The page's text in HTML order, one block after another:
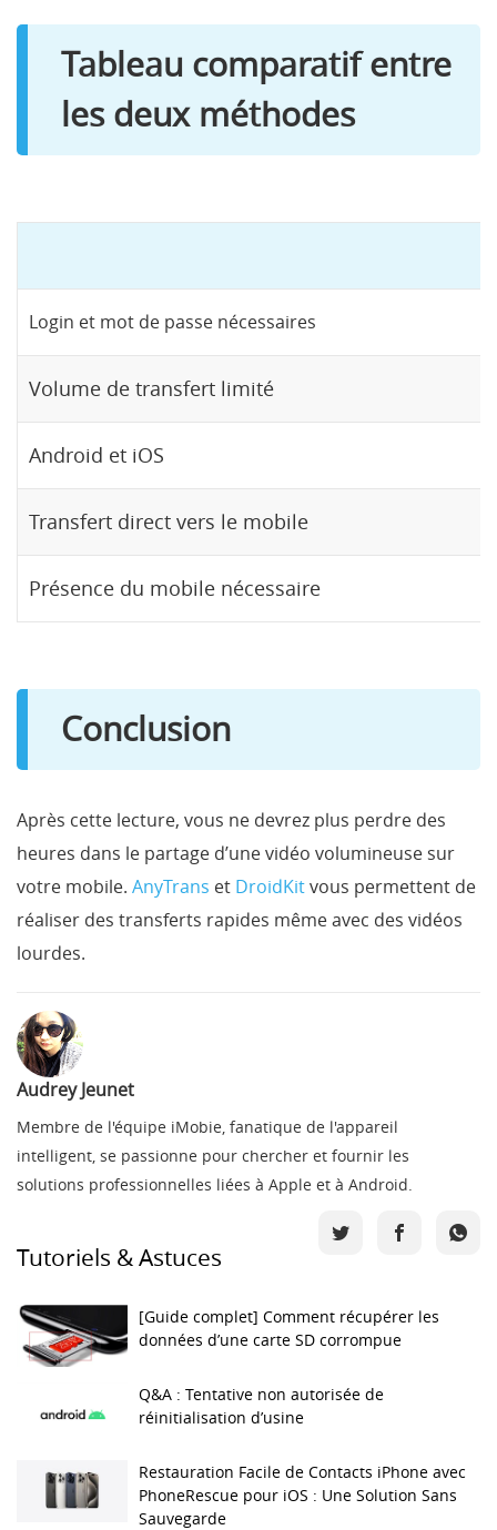
Tableau comparatif entre
les deux méthodes
Login et mot de passe nécessaires
Volume de transfert limité
Android et iOS
Transfert direct vers le mobile
Présence du mobile nécessaire
Conclusion
Après cette lecture, vous ne devrez plus perdre des
heures dans le partage d’une vidéo volumineuse sur
votre mobile. AnyTrans et DroidKitvous permettent de
réaliser des transferts rapides même avec des vidéos
lourdes.
Audrey Jeunet
Membre de l'équipe iMobie, fanatique de l'appareil
intelligent, se passionne pour chercher et fournir les
solutions professionnelles liées à Apple et à Android.
Tutoriels & Astuces
[Guide complet] Comment récupérer les
données d’une carte SD corrompue
Q&A : Tentative non autorisée de
réinitialisation d’usine
Restauration Facile de Contacts iPhone avec
PhoneRescue pour iOS : Une Solution Sans
Sauvegarde